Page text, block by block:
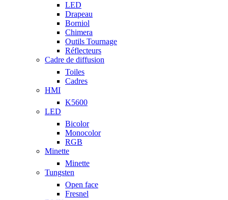
LED
Drapeau
Borniol
Chimera
Outils Tournage
Réflecteurs
Cadre de diffusion
Toiles
Cadres
HMI
K5600
LED
Bicolor
Monocolor
RGB
Minette
Minette
Tungsten
Open face
Fresnel